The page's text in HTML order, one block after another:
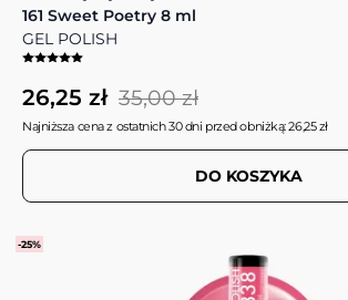
161 Sweet Poetry 8 ml
GEL POLISH
26,25 zł 35,00 zł
Najniższa cena z ostatnich 30 dni przed obniżką: 26,25 zł
DO KOSZYKA
-25%